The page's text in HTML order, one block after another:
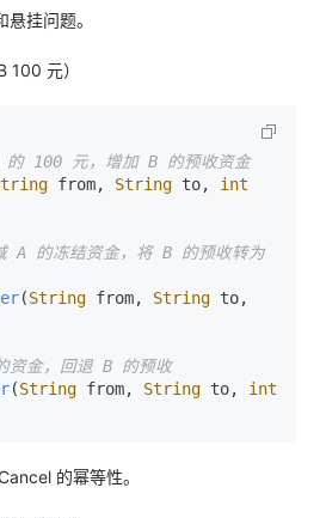
挂问题。
100 元）
100 元，增加 B 的预收资金
from, String to, int
的冻结资金，将 B 的预收转为
(String from, String
金，回退 B 的预收
(String from, String to, int
的幂等性。